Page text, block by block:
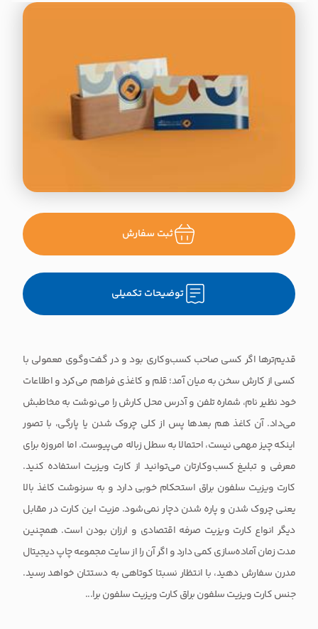
قدیم‌ترها اگر کسی صاحب کسب‌وکاری بود و در گفت‌وگوی معمولی با
کسی از کارش سخن به میان آمد؛ قلم و کاغذی فراهم می‌کرد و اطلاعات
خود نظیر نام، شماره تلفن و آدرس محل کارش را می‌نوشت به مخاطبش
می‌داد. آن کاغذ هم بعدها پس از کلی چروک شدن یا پارگی، با تصور
اینکه چیز مهمی نیست، احتمالا به سطل زباله می‌پیوست. اما امروزه برای
معرفی و تبلیغ کسب‌وکارتان می‌توانید از کارت ویزیت استفاده کنید.
کارت ویزیت سلفون براق استحکام خوبی دارد و به سرنوشت کاغذ بالا
یعنی چروک شدن و پاره شدن دچار نمی‌شود. مزیت این کارت در مقابل
دیگر انواع کارت ویزیت صرفه اقتصادی و ارزان بودن است. همچنین
مدت زمان آماده‌سازی کمی دارد و اگر آن را از سایت مجموعه چاپ دیجیتال
مدرن سفارش دهید، با انتظار نسبتا کوتاهی به دستتان خواهد رسید.
جنس کارت ویزیت سلفون براق کارت ویزیت سلفون برا...
ثبت سفارش
توضیحات تکمیلی